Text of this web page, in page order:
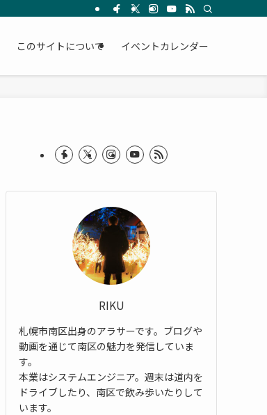
このサイトについて イベントカレンダー
RIKU
札幌市南区出身のアラサーです。ブログや
動画を通じて南区の魅力を発信していま
す。
本業はシステムエンジニア。週末は道内を
ドライブしたり、南区で飲み歩いたりして
います。